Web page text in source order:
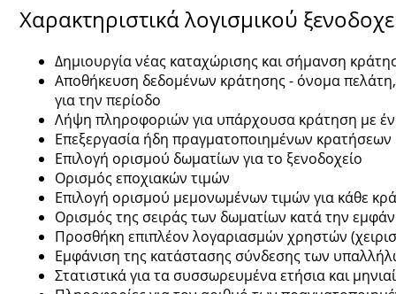
Χαρακτηριστικά λογισμικού
Δημιουργία νέας καταχώρισης και σήμανση
Αποθήκευση δεδομένων κράτησης - όνομα
για την περίοδο
Λήψη πληροφοριών για υπάρχουσα κράτηση με
Επεξεργασία ήδη πραγματοποιημένων
Επιλογή ορισμού δωματίων για το ξενοδοχείο
Ορισμός εποχιακών τιμών
Επιλογή ορισμού μεμονωμένων τιμών για κάθε
Ορισμός της σειράς των δωματίων κατά την
Προσθήκη επιπλέον λογαριασμών χρηστών
Εμφάνιση της κατάστασης σύνδεσης των
Στατιστικά για τα συσσωρευμένα ετήσια και